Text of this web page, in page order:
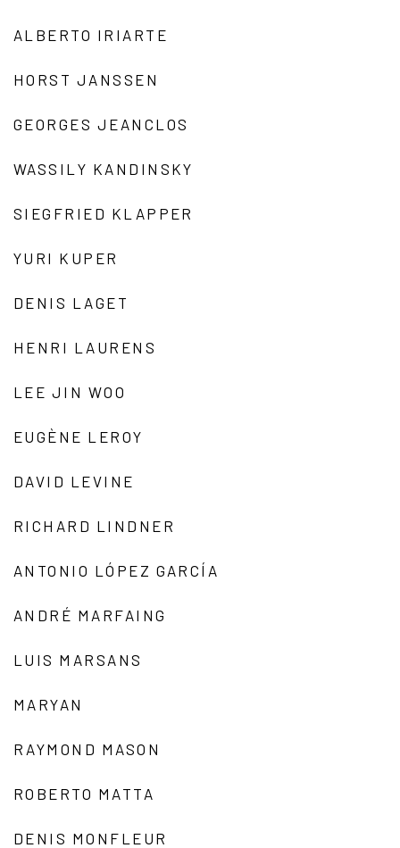
ALBERTO IRIARTE
HORST JANSSEN
GEORGES JEANCLOS
WASSILY KANDINSKY
SIEGFRIED KLAPPER
YURI KUPER
DENIS LAGET
HENRI LAURENS
LEE JIN WOO
EUGÈNE LEROY
DAVID LEVINE
RICHARD LINDNER
ANTONIO LÓPEZ GARCÍA
ANDRÉ MARFAING
LUIS MARSANS
MARYAN
RAYMOND MASON
ROBERTO MATTA
DENIS MONFLEUR